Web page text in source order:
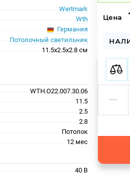
Wertmark
Wth
Германия
Потолочный светильник
11.5x2.5x2.8 см
WTH.O22.007.30.06
11.5
2.5
2.8
Потолок
12 меc
40 В
Цена